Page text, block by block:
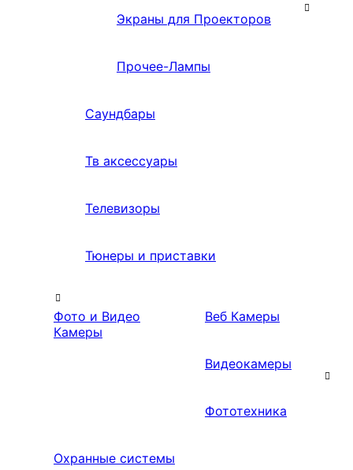
Экраны для Проекторов
Прочее-Лампы
Саундбары
Тв аксессуары
Телевизоры
Тюнеры и приставки
Фото и Видео
Камеры
Веб Камеры
Видеокамеры
Фототехника
Охранные системы